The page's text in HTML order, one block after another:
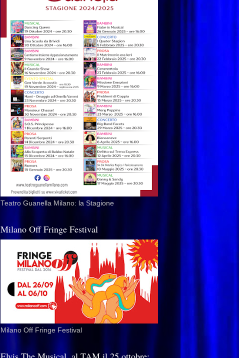
Teatro Guanella Milano: la Stagione
Milano Off Fringe Festival
Milano Off Fringe Festival